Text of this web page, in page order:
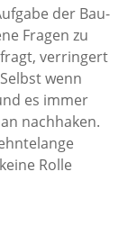
der Bau-
Fragen zu
verringert
wenn
es immer
nachhaken.
Rolle